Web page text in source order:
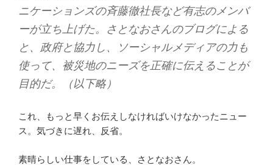
ニケーションズの斉藤徹社長など有志のメンバ
ーが立ち上げた。さとなおさんのブログによる
と、政府と協力し、ソーシャルメディアの力も
使って、被災地のニーズを正確に伝えることが
目的だ。（以下略）
これ、もっと早くお伝えしなければいけなかったニュー
ス。気づきに遅れ、反省。
素晴らしい仕事をしている、さとなおさん。